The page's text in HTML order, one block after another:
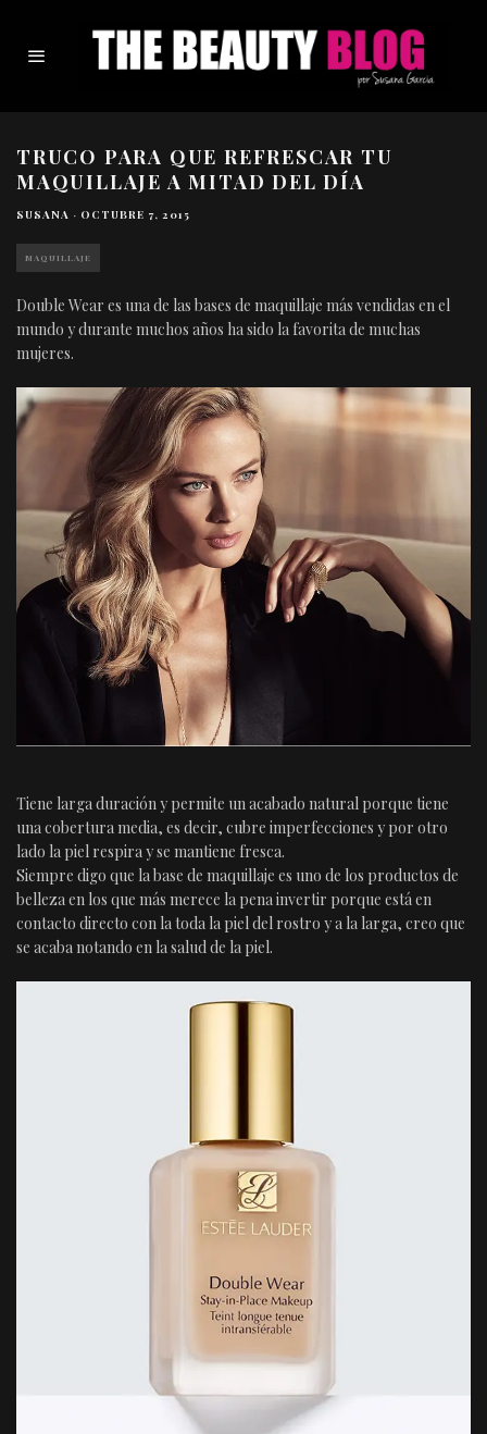
TRUCO PARA QUE REFRESCAR TU
MAQUILLAJE A MITAD DEL DÍA
SUSANA · OCTUBRE 7, 2015
MAQUILLAJE
Double Wear es una de las bases de maquillaje más vendidas en el
mundo y durante muchos años ha sido la favorita de muchas
mujeres.
Tiene larga duración y permite un acabado natural porque tiene
una cobertura media, es decir, cubre imperfecciones y por otro
lado la piel respira y se mantiene fresca.
Siempre digo que la base de maquillaje es uno de los productos de
belleza en los que más merece la pena invertir porque está en
contacto directo con la toda la piel del rostro y a la larga, creo que
se acaba notando en la salud de la piel.